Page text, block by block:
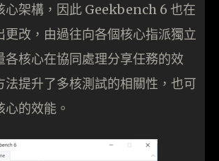
心架構，因此 Geekbench 6 也在
更改，由過往向各個核心指派獨立
各核心在協同處理分享任務的效
法提升了多核測試的相關性，也可
的效能。